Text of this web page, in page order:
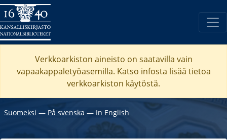
Verkkoarkiston aineisto on saatavilla vain
vapaakappaletyöasemilla. Katso infosta lisää tietoa
verkkoarkiston käytöstä.
Suomeksi ― På svenska ― In English